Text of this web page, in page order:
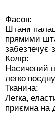
Фасон:
Штани
прямими
забезпечує
Колір:
Насичений
легко
Тканина:
Легка,
приємна на